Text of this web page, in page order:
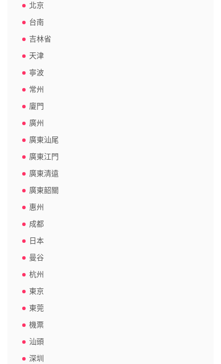
北京
台南
吉林省
天津
寧波
常州
廈門
廣州
廣東汕尾
廣東江門
廣東清遠
廣東韶關
惠州
成都
日本
曼谷
杭州
東京
東莞
機票
汕頭
深圳